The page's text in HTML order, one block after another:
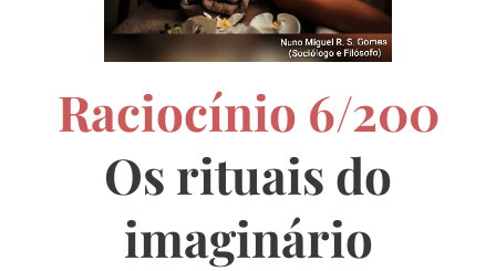
Raciocínio 6/200
Os rituais do
imaginário